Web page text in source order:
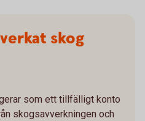
skog
som ett tillfälligt konto
skogsavverkningen och